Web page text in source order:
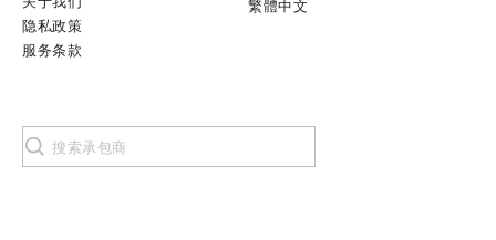
隐私政策
服务条款
繁體中文